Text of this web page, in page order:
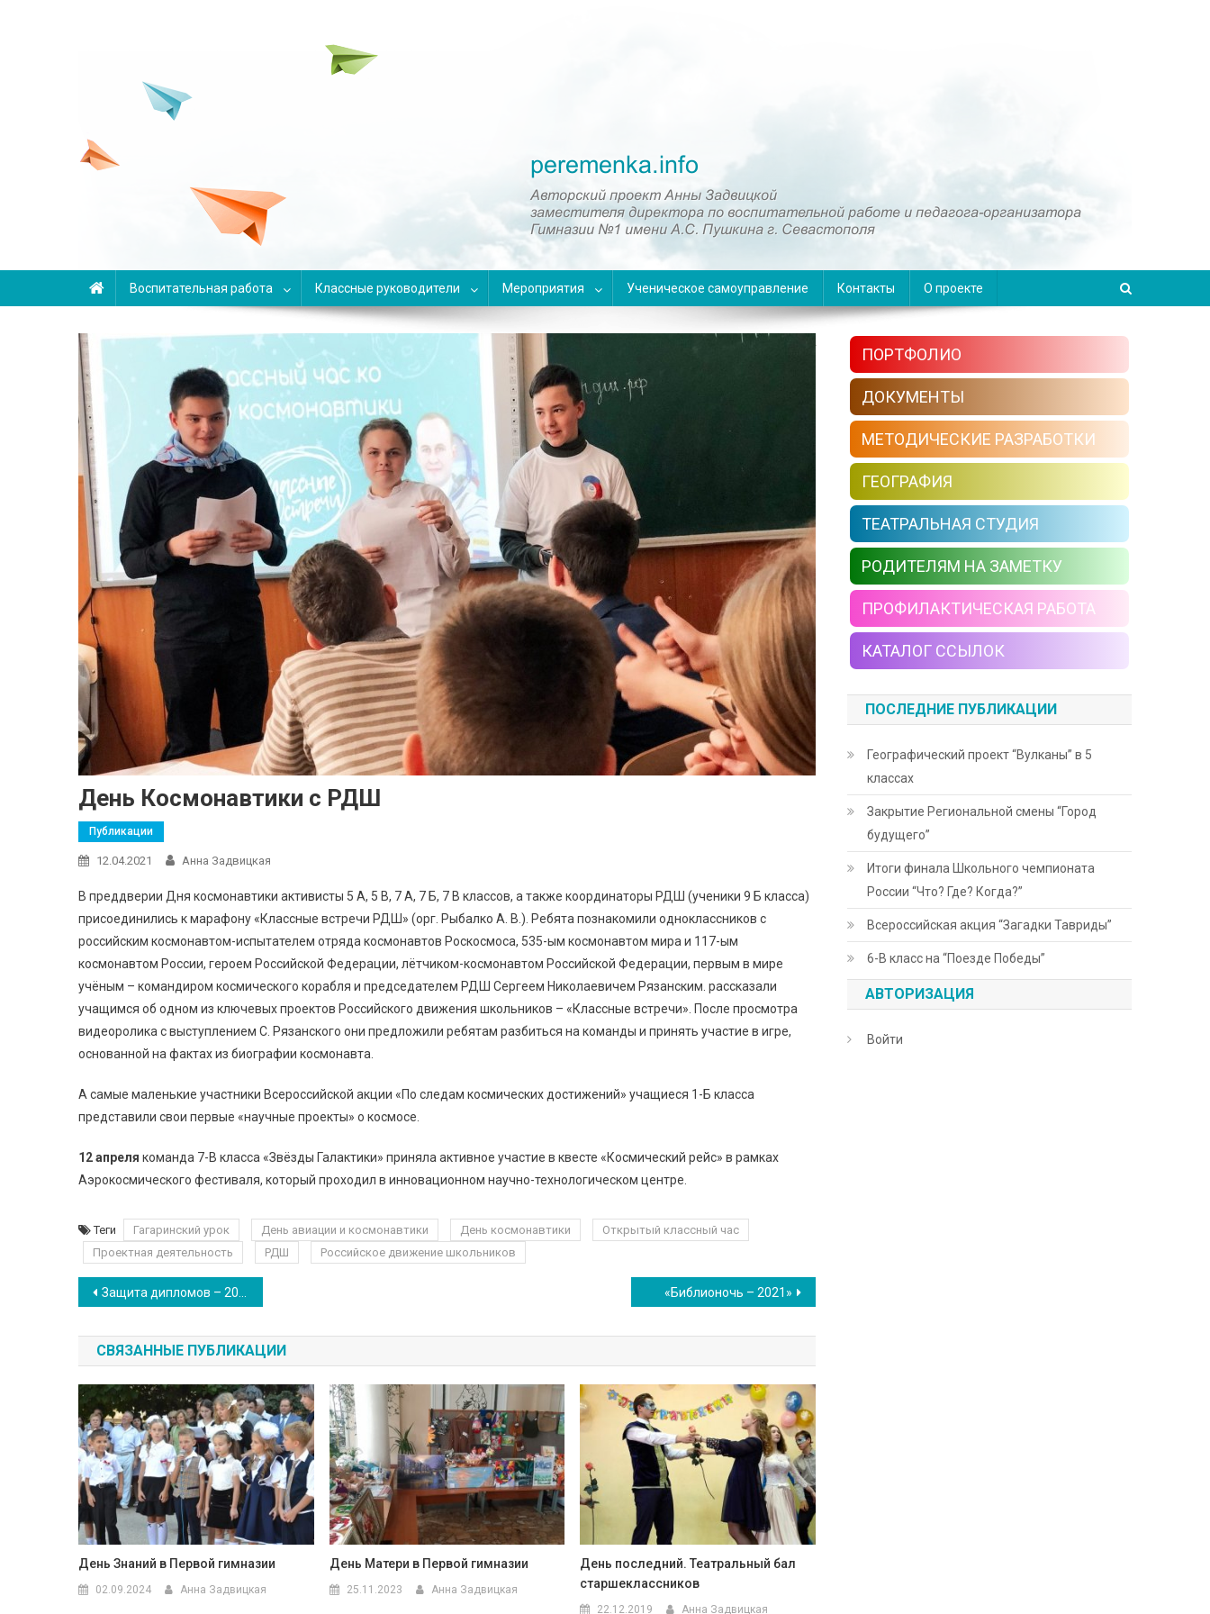
Воспитательная работа Классные руководители Мероприятия Ученическое самоуправление Контакты О проекте
День Космонавтики с РДШ
Публикации
12.04.2021 Анна Задвицкая
В преддверии Дня космонавтики активисты 5 А, 5 В, 7 А, 7 Б, 7 В классов, а также координаторы РДШ (ученики 9 Б класса)
присоединились к марафону «Классные встречи РДШ» (орг. Рыбалко А. В.). Ребята познакомили одноклассников с
российским космонавтом-испытателем отряда космонавтов Роскосмоса, 535-ым космонавтом мира и 117-ым
космонавтом России, героем Российской Федерации, лётчиком-космонавтом Российской Федерации, первым в мире
учёным – командиром космического корабля и председателем РДШ Сергеем Николаевичем Рязанским. рассказали
учащимся об одном из ключевых проектов Российского движения школьников – «Классные встречи». После просмотра
видеоролика с выступлением С. Рязанского они предложили ребятам разбиться на команды и принять участие в игре,
основанной на фактах из биографии космонавта.
А самые маленькие участники Всероссийской акции «По следам космических достижений» учащиеся 1-Б класса
представили свои первые «научные проекты» о космосе.
12 апреля команда 7-В класса «Звёзды Галактики» приняла активное участие в квесте «Космический рейс» в рамках
Аэрокосмического фестиваля, который проходил в инновационном научно-технологическом центре.
Теги Гагаринский урок День авиации и космонавтики День космонавтики
Открытый классный час
Проектная деятельность
РДШ Российское движение школьников
Навигация по записям
Защита дипломов – 2021 «Библионочь – 2021»
СВЯЗАННЫЕ ПУБЛИКАЦИИ
День Знаний в Первой гимназии
02.09.2024 Анна Задвицкая
День Матери в Первой гимназии
25.11.2023 Анна Задвицкая
День последний. Театральный бал
старшеклассников
22.12.2019 Анна Задвицкая
ПОРТФОЛИО
ДОКУМЕНТЫ
МЕТОДИЧЕСКИЕ РАЗРАБОТКИ
ГЕОГРАФИЯ
ТЕАТРАЛЬНАЯ СТУДИЯ
РОДИТЕЛЯМ НА ЗАМЕТКУ
ПРОФИЛАКТИЧЕСКАЯ РАБОТА
КАТАЛОГ ССЫЛОК
ПОСЛЕДНИЕ ПУБЛИКАЦИИ
Географический проект “Вулканы” в 5
классах
Закрытие Региональной смены “Город
будущего”
Итоги финала Школьного чемпионата
России “Что? Где? Когда?”
Всероссийская акция “Загадки Тавриды”
6-В класс на “Поезде Победы”
АВТОРИЗАЦИЯ
Войти